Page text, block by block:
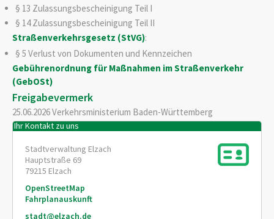
§ 13 Zulassungsbescheinigung Teil I
§ 14 Zulassungsbescheinigung Teil II
Straßenverkehrsgesetz (StVG):
§ 5 Verlust von Dokumenten und Kennzeichen
Gebührenordnung für Maßnahmen im Straßenverkehr
(GebOSt)
Freigabevermerk
25.06.2026 Verkehrsministerium Baden-Württemberg
Ihr Kontakt zu uns
Stadtverwaltung Elzach
Hauptstraße 69
79215 Elzach
OpenStreetMap
Fahrplanauskunft
stadt@elzach.de